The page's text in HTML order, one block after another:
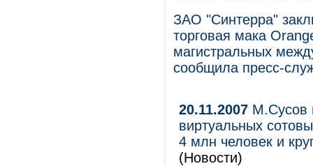
ЗАО "Синтерра"
торговая мака
магистральных
сообщила пресс-
20.11.2007 М.Сусов
виртуальных
4 млн человек и
(Новости)